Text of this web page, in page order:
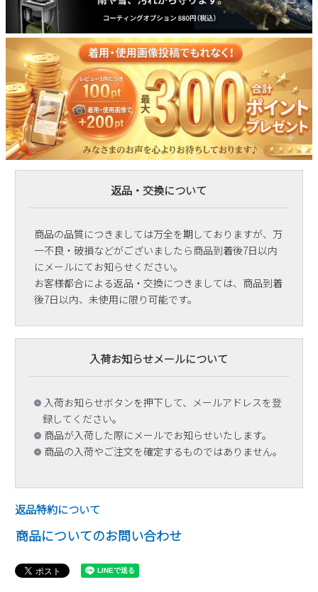
返品・交換について
商品の品質につきましては万全を期しておりますが、万
一不良・破損などがございましたら商品到着後7日以内
にメールにてお知らせください。
お客様都合による返品・交換につきましては、商品到着
後7日以内、未使用に限り可能です。
入荷お知らせメールについて
入荷お知らせボタンを押下して、メールアドレスを登
録してください。
商品が入荷した際にメールでお知らせいたします。
商品の入荷やご注文を確定するものではありません。
返品特約について
商品についてのお問い合わせ